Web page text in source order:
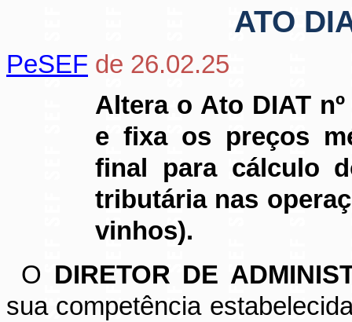
ATO
PeSEF de 26.02.25
Altera o Ato DIAT
e fixa os preços
final para cálculo
tributária nas
vinhos).
O DIRETOR DE
sua competência